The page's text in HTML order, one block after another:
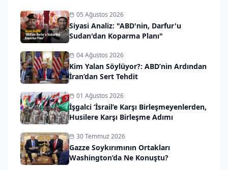
05 Ağustos 2026
Siyasi Analiz: "ABD'nin, Darfur'u
Sudan'dan Koparma Planı"
04 Ağustos 2026
Kim Yalan Söylüyor?: ABD’nin Ardından
İran’dan Sert Tehdit
01 Ağustos 2026
İşgalci ‘İsrail’e Karşı Birleşmeyenlerden,
Husilere Karşı Birleşme Adımı
30 Temmuz 2026
Gazze Soykırımının Ortakları
Washington’da Ne Konuştu?